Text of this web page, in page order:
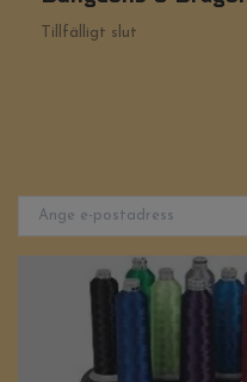
Tillfälligt slut